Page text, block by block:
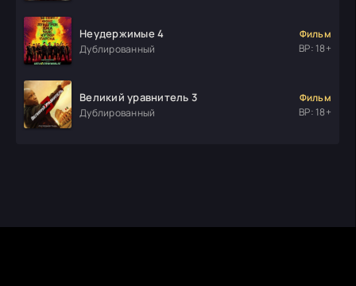
Неудержимые 4
Дублированный
Фильм
ВР: 18+
Великий уравнитель 3
Дублированный
Фильм
ВР: 18+